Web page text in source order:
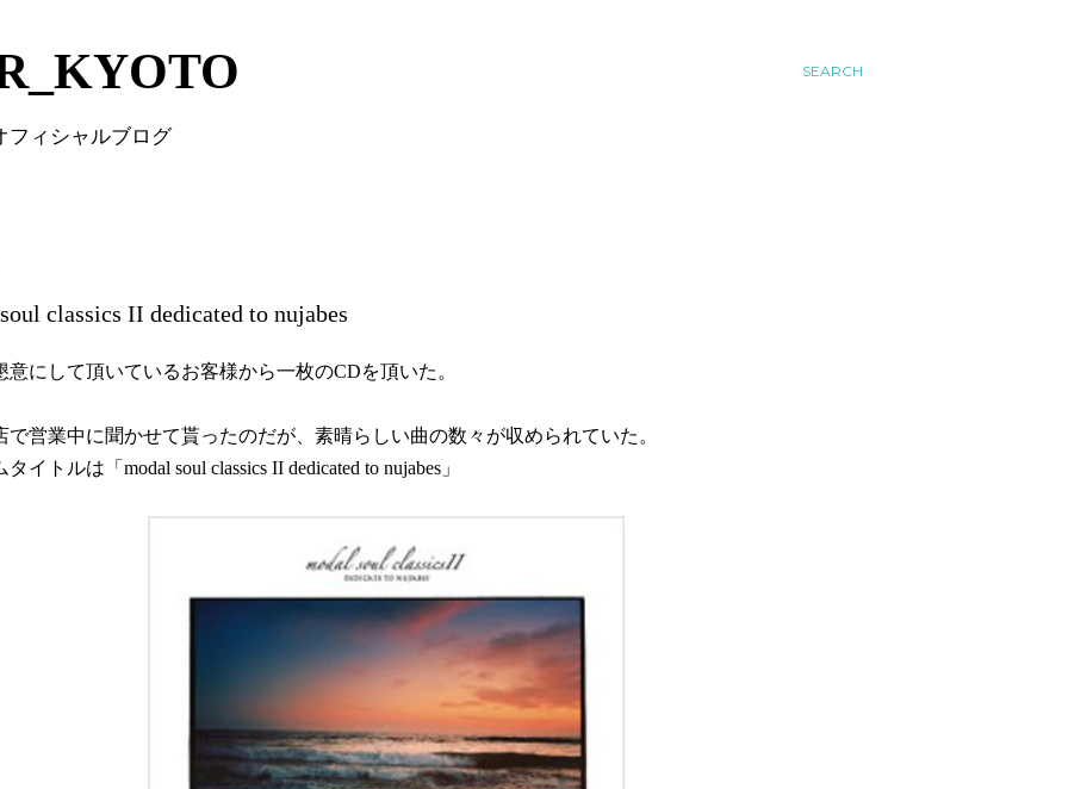
SEARCH
フィシャルブログ
classics II dedicated to nujabes
意にして頂いているお客様から一枚のCDを頂いた。
で営業中に聞かせて貰ったのだが、素晴らしい曲の数々が収められていた。
イトルは「modal soul classics II dedicated to nujabes」